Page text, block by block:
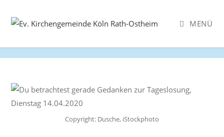
Inhalt
MENÜ
Copyright: Dusche, iStockphoto